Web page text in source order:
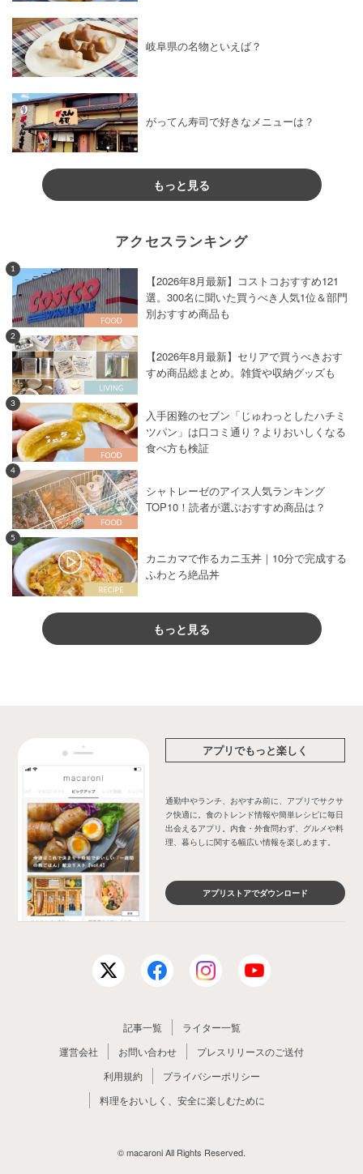
岐阜県の名物といえば？
がってん寿司で好きなメニューは？
もっと見る
アクセスランキング
1
【2026年8月最新】コストコおすすめ121
選。300名に聞いた買うべき人気1位＆部門
別おすすめ商品も
2
【2026年8月最新】セリアで買うべきおす
すめ商品総まとめ。雑貨や収納グッズも
3
入手困難のセブン「じゅわっとしたハチミ
ツパン」は口コミ通り？よりおいしくなる
食べ方も検証
4
シャトレーゼのアイス人気ランキング
TOP10！読者が選ぶおすすめ商品は？
5
カニカマで作るカニ玉丼｜10分で完成する
ふわとろ絶品丼
もっと見る
アプリでもっと楽しく
通勤中やランチ、おやすみ前に、アプリでサクサ
ク快適に。食のトレンド情報や簡単レシピに毎日
出会えるアプリ。内食・外食問わず、グルメや料
理、暮らしに関する幅広い情報を楽しめます。
アプリストアでダウンロード
記事一覧
ライター一覧
運営会社
お問い合わせ
プレスリリースのご送付
利用規約
プライバシーポリシー
料理をおいしく、安全に楽しむために
© macaroni All Rights Reserved.